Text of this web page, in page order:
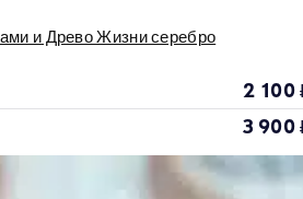
и Древо Жизни серебро
2 100
3 900